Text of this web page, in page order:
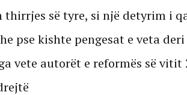
thirrjes së tyre, si një detyrim i
pse kishte pengesat e veta
vete autorët e reformës së